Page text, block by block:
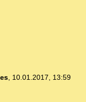
, 10.01.2017, 13:59